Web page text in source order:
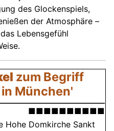
des Glockenspiels,
der Atmosphäre –
Lebensgefühl
zum Begriff
München'
■■■■■■■■■■
Hohe Domkirche Sankt